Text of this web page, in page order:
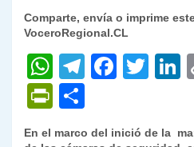
Comparte, envía o imprime
VoceroRegional.CL
W
h
at
T
F
T
P
o
En el marco del inició de la